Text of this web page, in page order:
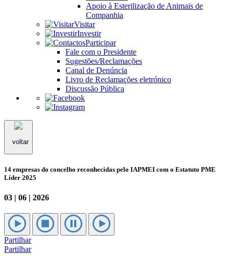
Apoio à Esterilização de Animais de
Companhia
Visitar
Investir
Participar
Fale com o Presidente
Sugestões/Reclamações
Canal de Denúncia
Livro de Reclamações eletrónico
Discussão Pública
voltar
14 empresas do concelho reconhecidas pelo IAPMEI com o Estatuto PME
Líder 2025
03 | 06 | 2026
Partilhar
Partilhar